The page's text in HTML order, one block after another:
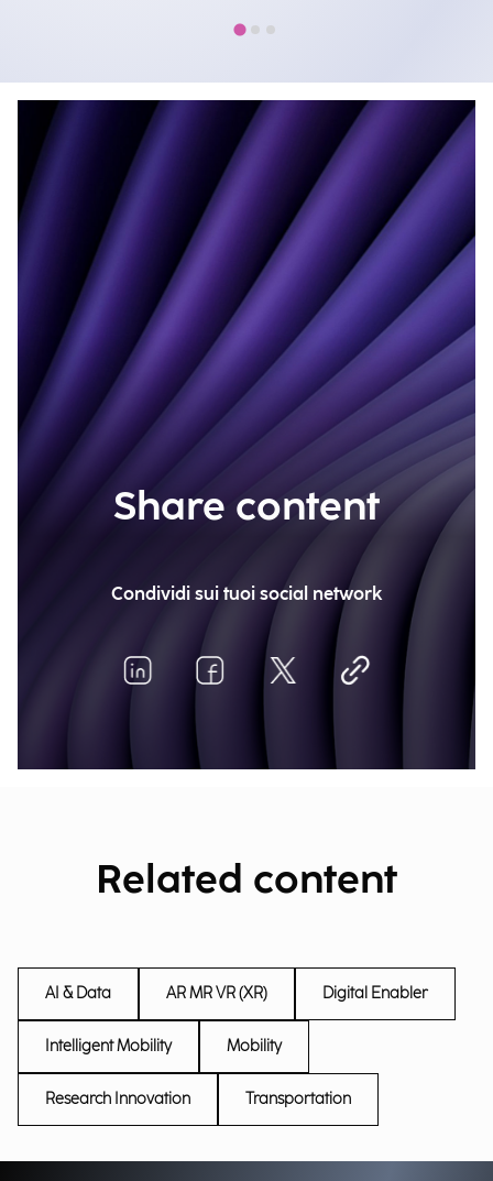
Share content
Condividi sui tuoi social network
Related content
AI & Data AR MR VR (XR) Digital Enabler
Intelligent Mobility Mobility
Research Innovation Transportation